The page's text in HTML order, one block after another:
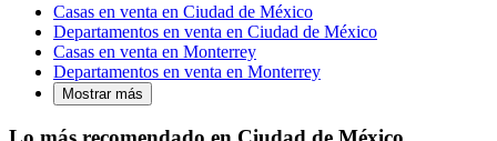
Casas en venta en Ciudad de México
Departamentos en venta en Ciudad de México
Casas en venta en Monterrey
Departamentos en venta en Monterrey
Mostrar más